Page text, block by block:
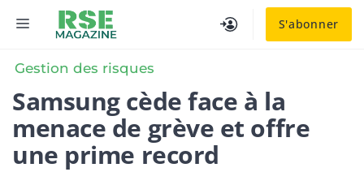
S'abonner
MENU
Gestion des risques
Samsung cède face à la
menace de grève et offre
une prime record